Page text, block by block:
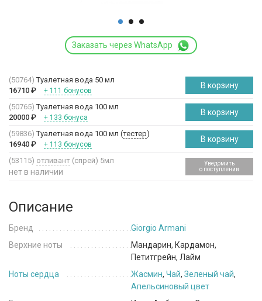
Заказать через WhatsApp
(50764) Туалетная вода 50 мл
16710 ₽ + 111 бонусов
В корзину
(50765) Туалетная вода 100 мл
20000 ₽ + 133 бонуса
В корзину
(59836) Туалетная вода 100 мл (тестер)
16940 ₽ + 113 бонусов
В корзину
(53115) отливант (спрей) 5мл
нет в наличии
Уведомить
о поступлении
Описание
Бренд
Giorgio Armani
Верхние ноты
Мандарин, Кардамон,
Петитгрейн, Лайм
Ноты сердца
Жасмин, Чай, Зеленый чай,
Апельсиновый цвет